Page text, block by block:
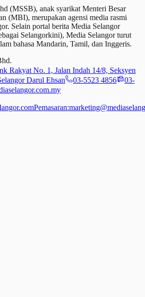
(MSSB), anak syarikat Menteri Besar
(MBI), merupakan agensi media rasmi
Selain portal berita Media Selangor
Selangorkini), Media Selangor turut
bahasa Mandarin, Tamil, dan Inggeris.
Rakyat No. 1, Jalan Indah 14/8, Seksyen
Darul Ehsan
03-5523 4856
03-
Pemasaran: